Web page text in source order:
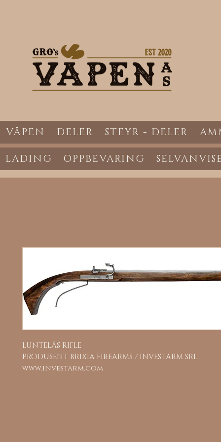
VÅPEN DELER STEYR - DELER
LADING OPPBEVARING
LUNTELÅS RIFLE
PRODUSENT BRIXIA FIREARMS / INVESTARM SRL
www.investarm.com